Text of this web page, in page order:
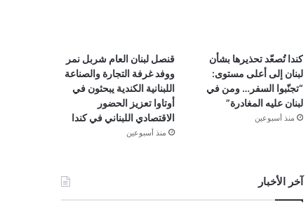
كندا تُصعّد تحذيرها بشأن
لبنان إلى أعلى مستوى:
“تجنّبوا السفر… ومن في
لبنان عليه المغادرة”
منذ أسبوعين
قنصل لبنان العام شربل نمر
ووفد غرفة التجارة والصناعة
اللبنانية الكندية يبحثون في
أوتاوا تعزيز الحضور
الاقتصادي اللبناني في كندا
منذ أسبوعين
آخر الأخبار